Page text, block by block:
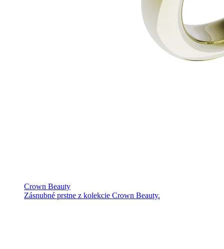
Crown Beauty
Zásnubné prstne z kolekcie Crown Beauty.